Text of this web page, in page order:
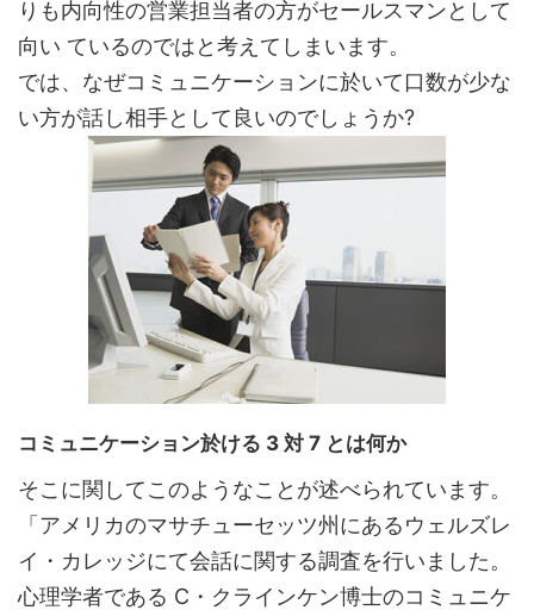
りも内向性の営業担当者の方がセールスマンとして
向い ているのではと考えてしまいます。
では、なぜコミュニケーションに於いて口数が少な
い方が話し相手として良いのでしょうか?
コミュニケーション於ける 3 対 7 とは何か
そこに関してこのようなことが述べられています。
「アメリカのマサチューセッツ州にあるウェルズレ
イ・カレッジにて会話に関する調査を行いました。
心理学者である C・クラインケン博士のコミュニケ